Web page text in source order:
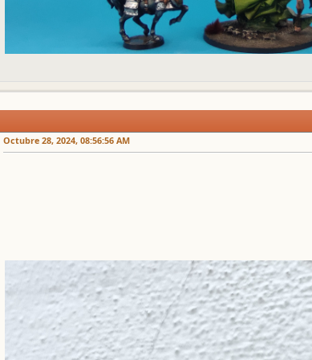
Octubre 28, 2024, 08:56:56 AM